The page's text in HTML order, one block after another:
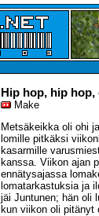
Hip hop, hip hop,
Make
Metsäkeikka oli ohi
lomille pitkäksi
kasarmille
kanssa. Viikon ajan
ennätysajassa
lomatarkastuksia ja
jäi Juntunen; hän oli
kun viikon oli pitänyt